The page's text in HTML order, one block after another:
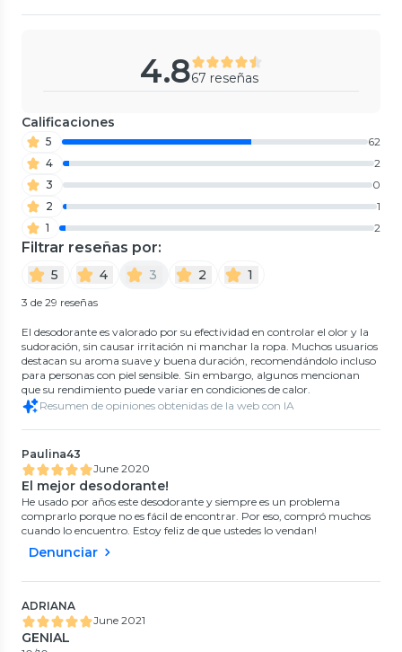
4.867 reseñas
Calificaciones
5
62
4
2
3
0
2
1
1
2
Filtrar reseñas por:
5 4 3 2 1
3 de 29 reseñas
El desodorante es valorado por su efectividad en controlar el olor y la
sudoración, sin causar irritación ni manchar la ropa. Muchos usuarios
destacan su aroma suave y buena duración, recomendándolo incluso
para personas con piel sensible. Sin embargo, algunos mencionan
que su rendimiento puede variar en condiciones de calor.
Resumen de opiniones obtenidas de la web con IA
Paulina43
June 2020
El mejor desodorante!
He usado por años este desodorante y siempre es un problema
comprarlo porque no es fácil de encontrar. Por eso, compró muchos
cuando lo encuentro. Estoy feliz de que ustedes lo vendan!
Denunciar
ADRIANA
June 2021
GENIAL